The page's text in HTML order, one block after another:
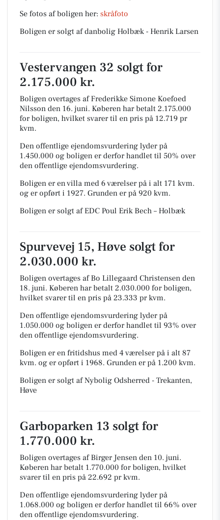
Se fotos af boligen her: skråfoto
Boligen er solgt af danbolig Holbæk - Henrik Larsen
Vestervangen 32 solgt for
2.175.000 kr.
Boligen overtages af Frederikke Simone Koefoed
Nilsson den 16. juni. Køberen har betalt 2.175.000
for boligen, hvilket svarer til en pris på 12.719 pr
kvm.
Den offentlige ejendomsvurdering lyder på
1.450.000 og boligen er derfor handlet til 50% over
den offentlige ejendomsvurdering.
Boligen er en villa med 6 værelser på i alt 171 kvm.
og er opført i 1927. Grunden er på 920 kvm.
Boligen er solgt af EDC Poul Erik Bech – Holbæk
Spurvevej 15, Høve solgt for
2.030.000 kr.
Boligen overtages af Bo Lillegaard Christensen den
18. juni. Køberen har betalt 2.030.000 for boligen,
hvilket svarer til en pris på 23.333 pr kvm.
Den offentlige ejendomsvurdering lyder på
1.050.000 og boligen er derfor handlet til 93% over
den offentlige ejendomsvurdering.
Boligen er en fritidshus med 4 værelser på i alt 87
kvm. og er opført i 1968. Grunden er på 1.200 kvm.
Boligen er solgt af Nybolig Odsherred - Trekanten,
Høve
Garboparken 13 solgt for
1.770.000 kr.
Boligen overtages af Birger Jensen den 10. juni.
Køberen har betalt 1.770.000 for boligen, hvilket
svarer til en pris på 22.692 pr kvm.
Den offentlige ejendomsvurdering lyder på
1.068.000 og boligen er derfor handlet til 66% over
den offentlige ejendomsvurdering.